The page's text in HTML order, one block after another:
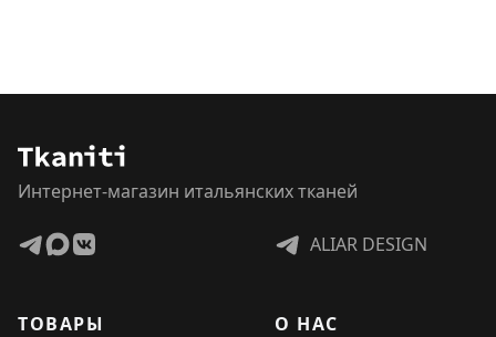
Интернет-магазин итальянских тканей
ALIAR DESIGN
ТОВАРЫ
О НАС